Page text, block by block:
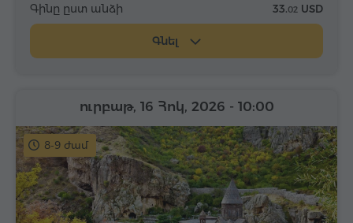
Գինը ըստ անձի 33.02 USD
Գնել
8-9 ժամ
ուրբաթ, 16 Հոկ, 2026 - 10:00